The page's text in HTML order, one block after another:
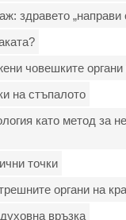
здравето „направи
човешките органи
на стъпалото
като метод за
точки
органи на
връзка